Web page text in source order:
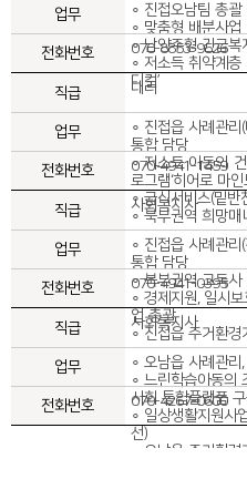
∘ 진접오남팀 총괄
∘ 맞춤형 배분사업
∘ 남양주형 긴급복
∘ 저소득 취약계층
디컬’
070-8853-9526
대리
∘ 진접읍 사례관리
통합 담당
∘ 저소득 아동의
로그램‘히어로 마인
∘ 급식서비스(밑반
∘ 북부권역 희망매
070-4941-1459
사회복지사
∘ 진접읍 사례관리
통합 담당
∘ 북부권역 고독
∘ 경제지원, 일시
업 총괄
∘ 진접읍 주거환경
070-4941-0395
사회복지사
∘ 오남읍 사례관리
∘ 느린학습아동의
사회 통합플랫폼
∘ 일상생활지원사
선)
∘ 오남읍 주거환
070-4267-0600